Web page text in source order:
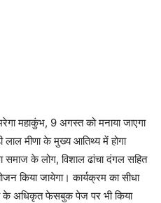
महाकुंभ, 9 अगस्त को मनाया जाएगा
लाल मीणा के मुख्य आतिथ्य में होगा
के लोग, विशाल ढांचा दंगल सहित
किया जायेगा। कार्यक्रम का सीधा
के अधिकृत फेसबुक पेज पर भी किया